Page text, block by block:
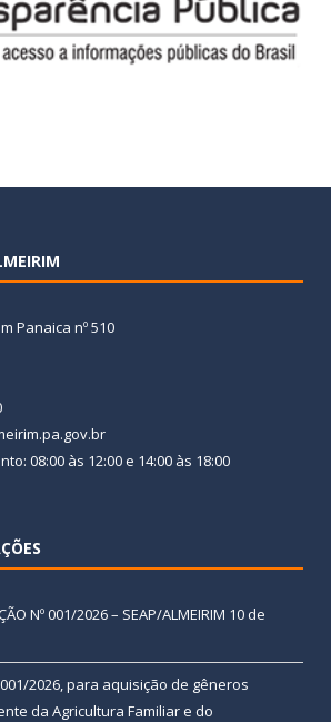
Panaica nº 510
08:00 às 12:00 e 14:00 às 18:00
Nº 001/2026 – SEAP/ALMEIRIM 10 de
2026, para aquisição de gêneros
da Agricultura Familiar e do